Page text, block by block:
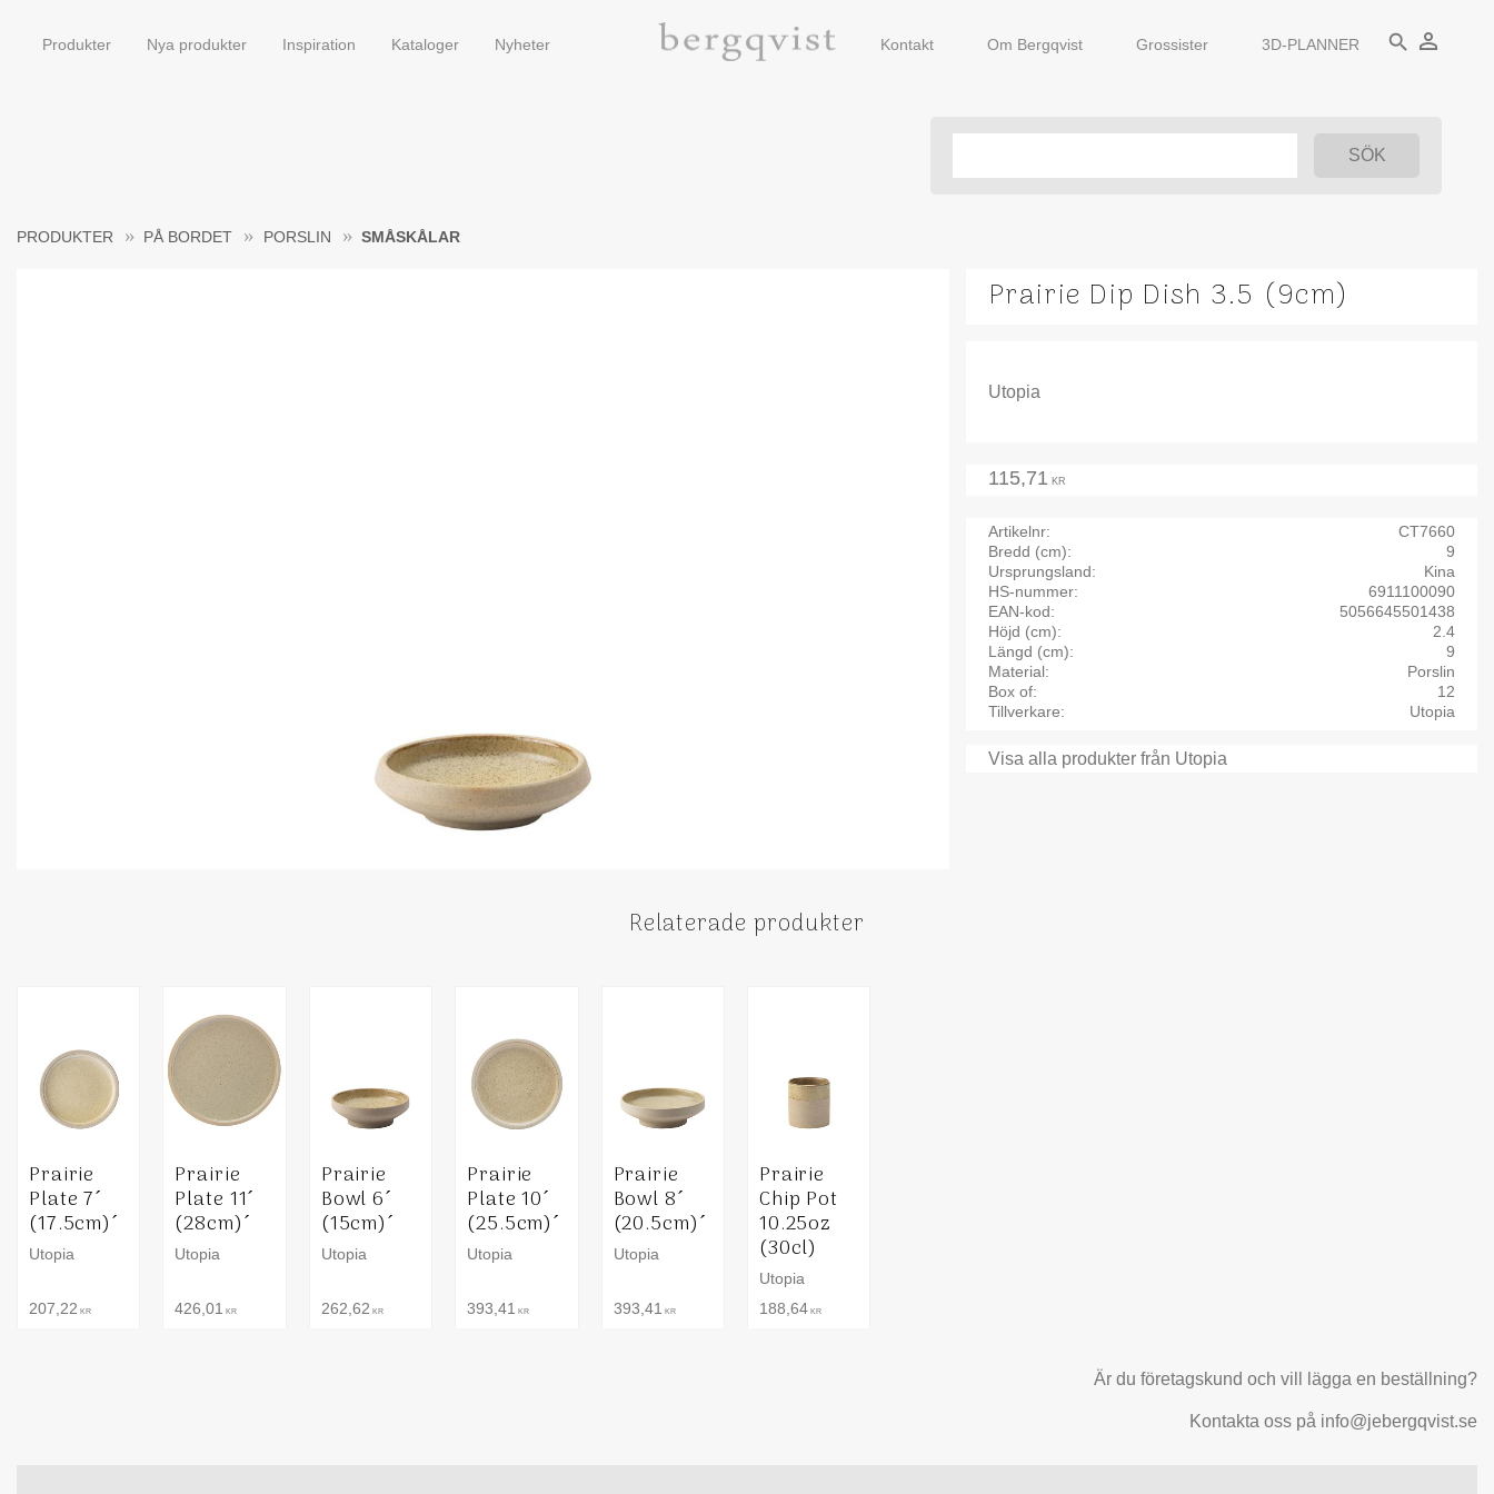
Produkter Nya produkter Inspiration Kataloger Nyheter Kontakt Om Bergqvist Grossister 3D-PLANNER search person_outline
PRODUKTER PÅ BORDET PORSLIN SMÅSKÅLAR
Prairie Dip Dish 3.5 (9cm)
Utopia
115,71 KR
Artikelnr
CT7660
Bredd (cm)
9
Ursprungsland
Kina
HS-nummer
6911100090
EAN-kod
5056645501438
Höjd (cm)
2.4
Längd (cm)
9
Material
Porslin
Box of
12
Tillverkare
Utopia
Visa alla produkter från Utopia
Relaterade produkter
Prairie
Plate 7´
(17.5cm)´
Utopia
207,22 KR
Prairie
Plate 11´
(28cm)´
Utopia
426,01 KR
Prairie
Bowl 6´
(15cm)´
Utopia
262,62 KR
Prairie
Plate 10´
(25.5cm)´
Utopia
393,41 KR
Prairie
Bowl 8´
(20.5cm)´
Utopia
393,41 KR
Prairie
Chip Pot
10.25oz
(30cl)
Utopia
188,64KR
Är du företagskund och vill lägga en beställning?
Kontakta oss på info@jebergqvist.se